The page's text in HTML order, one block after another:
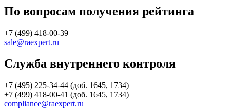
По вопросам получения рейтинга
+7 (499) 418-00-39
sale@raexpert.ru
Служба внутреннего контроля
+7 (495) 225-34-44 (доб. 1645, 1734)
+7 (499) 418-00-41 (доб. 1645, 1734)
compliance@raexpert.ru